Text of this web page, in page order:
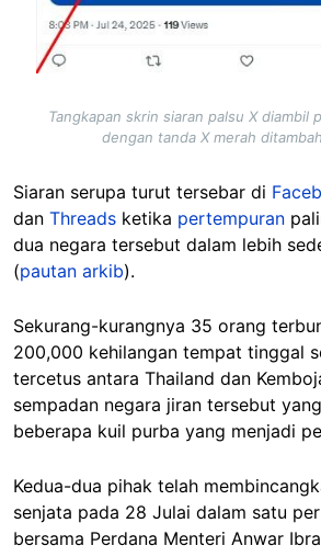
Tangkapan skrin siaran palsu X diambil
dengan tanda X merah
Siaran serupa turut tersebar di
dan Threads ketika pertempuran
dua negara tersebut dalam lebih
(pautan arkib).
Sekurang-kurangnya 35 orang
200,000 kehilangan tempat tinggal
tercetus antara Thailand dan
sempadan negara jiran tersebut
beberapa kuil purba yang menjadi
Kedua-dua pihak telah
senjata pada 28 Julai dalam satu
bersama Perdana Menteri Anwar